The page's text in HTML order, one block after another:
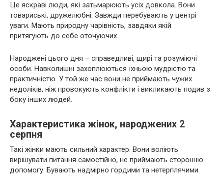
Це яскраві люди, які затьмарюють усіх довкола. Вони
товариські, дружелюбні. Завжди перебувають у центрі
уваги. Мають природну чарівність, завдяки якій
притягують до себе оточуючих.
Народжені цього дня – справедливі, щирі та розуміючі
особи. Навколишні захоплюються їхньою мудрістю та
практичністю. У той же час вони не приймають чужих
недоліків, ніж провокують конфлікти і викликають подив з
боку інших людей.
Характеристика жінок, народжених 2
серпня
Такі жінки мають сильний характер. Вони воліють
вирішувати питання самостійно, не приймають сторонню
допомогу. Бувають надмірно гордими та нетерплячими.